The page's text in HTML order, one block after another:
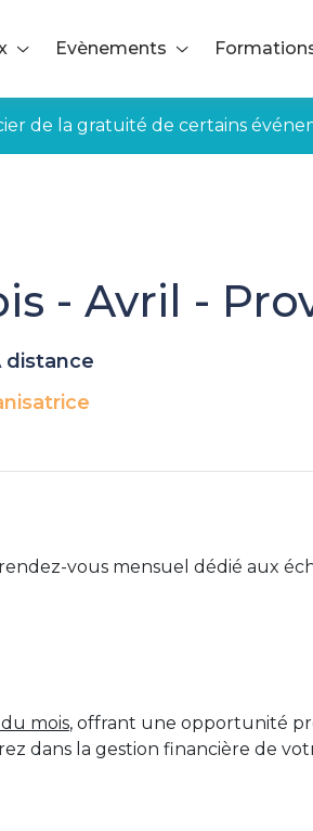
Evènements
de la gratuité de certains
- Avril -
distance
vous mensuel dédié aux
mois, offrant une opportunité
dans la gestion financière de